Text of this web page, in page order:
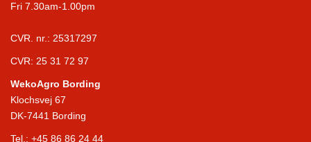
Fri 7.30am-1.00pm
CVR. nr.: 25317297
CVR: 25 31 72 97
WekoAgro Bording
Klochsvej 67
DK-7441 Bording
Tel.: +45 86 86 24 44